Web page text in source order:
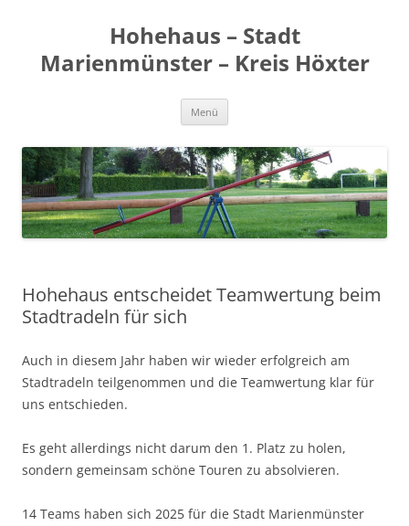
Hohehaus – Stadt
Marienmünster – Kreis Höxter
Menü
Hohehaus entscheidet Teamwertung beim
Stadtradeln für sich
Auch in diesem Jahr haben wir wieder erfolgreich am
Stadtradeln teilgenommen und die Teamwertung klar für
uns entschieden.
Es geht allerdings nicht darum den 1. Platz zu holen,
sondern gemeinsam schöne Touren zu absolvieren.
14 Teams haben sich 2025 für die Stadt Marienmünster